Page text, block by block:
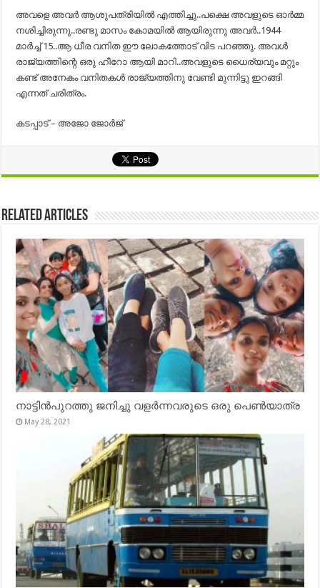
അവളെ അവർ ആശുപത്രിയിൽ എത്തിച്ചു..പക്ഷെ അവളുടെ ഓർമ്മ
നശിച്ചിരുന്നു..രണ്ടു മാസം കോമയിൽ ആയിരുന്നു അവർ..1944
മാർച്ച്‌ 15..ആ ധീര വനിത ഈ ലോകത്തോട് വിട പറഞ്ഞു. അവൾ
രാജ്യത്തിന്റെ ഒരു ഹീറോ ആയി മാറി..അവളുടെ ധൈര്യവും മറ്റും
കണ്ട്‌ അനേകം വനിതകൾ രാജ്യത്തിനു വേണ്ടി മുന്നിട്ടു ഇറങ്ങി
എന്നത് ചരിത്രം.
കടപ്പാട് – അജോ ജോർജ്
Related Articles
നാട്ടിൻപുറത്തു ജനിച്ചു വളർന്നവരുടെ ഒരു പെൺയാത്ര
May 28, 2021